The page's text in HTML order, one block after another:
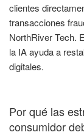
clientes
transacciones
NorthRiver Tech.
la IA ayuda a
digitales.
Por qué las
consumidor